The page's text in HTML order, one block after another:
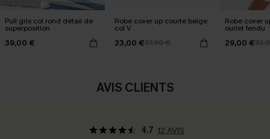
Pull gris col rond détail de
superposition
39,00 €
Robe cover up courte beige
col V
23,00 €27,00 €
Robe cover
ourlet fendu
29,00 €
AVIS CLIENTS
4.7 12 AVIS